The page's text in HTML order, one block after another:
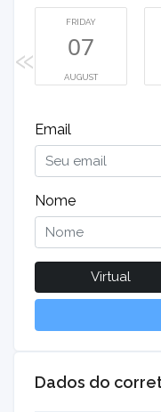
FRIDAY
07
AUGUST
«
Email
Nome
Virtual
Dados do